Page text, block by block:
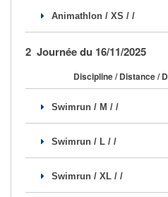
Animathlon / XS / /
2 Journée du 16/11/2025
Discipline / Distance /
Swimrun / M / /
Swimrun / L / /
Swimrun / XL / /